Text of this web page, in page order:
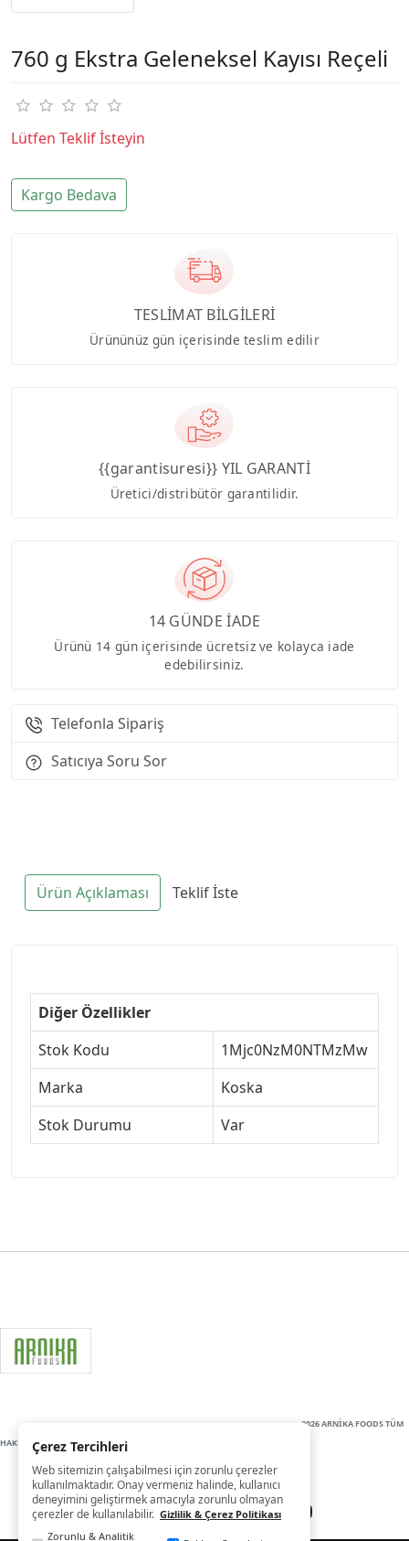
760 g Ekstra Geleneksel Kayısı Reçeli
Lütfen Teklif İsteyin
Kargo Bedava
TESLİMAT BİLGİLERİ
Ürününüz gün içerisinde teslim edilir
{{garantisuresi}} YIL GARANTİ
Üretici/distribütör garantilidir.
14 GÜNDE İADE
Ürünü 14 gün içerisinde ücretsiz ve kolayca iade
edebilirsiniz.
Telefonla Sipariş
Satıcıya Soru Sor
Ürün Açıklaması Teklif İste
Diğer Özellikler
Stok Kodu
1Mjc0NzM0NTMzMw
Marka
Koska
Stok Durumu
Var
2026 ARNİKA FOODS TÜM
HAKLARI SAKLIDIR
Çerez Tercihleri
Web sitemizin çalışabilmesi için zorunlu çerezler
kullanılmaktadır. Onay vermeniz halinde, kullanıcı
deneyimini geliştirmek amacıyla zorunlu olmayan
çerezler de kullanılabilir. Gizlilik & Çerez Politikası
Zorunlu & Analitik